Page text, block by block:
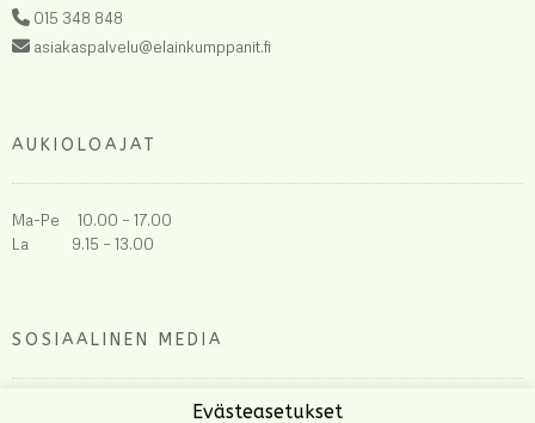
015 348 848
asiakaspalvelu@elainkumppanit.fi
AUKIOLOAJAT
Ma-Pe 10.00 – 17.00
La 9.15 – 13.00
SOSIAALINEN MEDIA
Evästeasetukset